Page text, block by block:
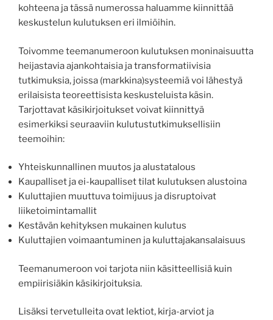
kohteena ja tässä numerossa haluamme kiinnittää
keskustelun kulutuksen eri ilmiöihin.
Toivomme teemanumeroon kulutuksen moninaisuutta
heijastavia ajankohtaisia ja transformatiivisia
tutkimuksia, joissa (markkina)systeemiä voi lähestyä
erilaisista teoreettisista keskusteluista käsin.
Tarjottavat käsikirjoitukset voivat kiinnittyä
esimerkiksi seuraaviin kulutustutkimuksellisiin
teemoihin:
Yhteiskunnallinen muutos ja alustatalous
Kaupalliset ja ei-kaupalliset tilat kulutuksen alustoina
Kuluttajien muuttuva toimijuus ja disruptoivat
liiketoimintamallit
Kestävän kehityksen mukainen kulutus
Kuluttajien voimaantuminen ja kuluttajakansalaisuus
Teemanumeroon voi tarjota niin käsitteellisiä kuin
empiirisiäkin käsikirjoituksia.
Lisäksi tervetulleita ovat lektiot, kirja-arviot ja